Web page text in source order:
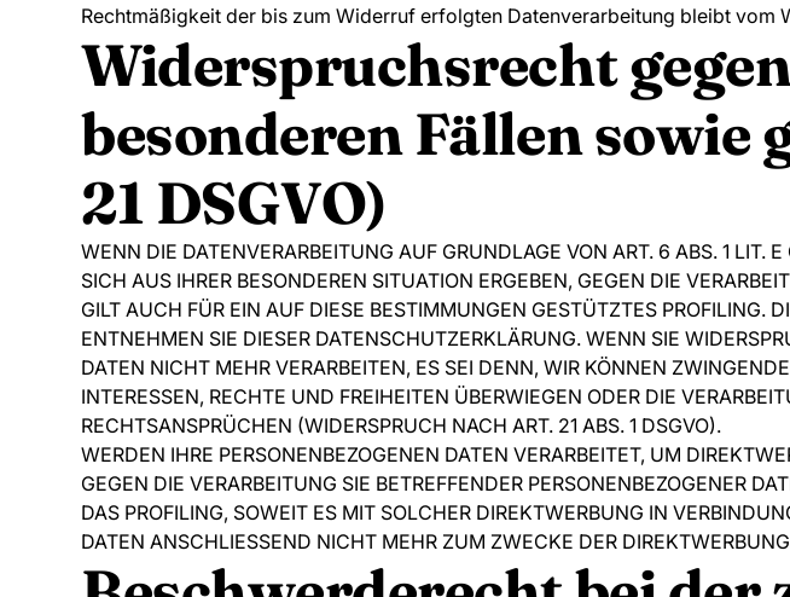
Rechtmäßigkeit der bis zum Widerruf erfolgten Datenverarbeitung bleibt vom
Widerspruchsrecht
besonderen Fällen
21 DSGVO)
WENN DIE DATENVERARBEITUNG AUF GRUNDLAGE VON ART. 6 ABS. 1 LIT.
SICH AUS IHRER BESONDEREN SITUATION ERGEBEN, GEGEN DIE
GILT AUCH FÜR EIN AUF DIESE BESTIMMUNGEN GESTÜTZTES PROFILING.
ENTNEHMEN SIE DIESER DATENSCHUTZERKLÄRUNG. WENN SIE
DATEN NICHT MEHR VERARBEITEN, ES SEI DENN, WIR KÖNNEN
INTERESSEN, RECHTE UND FREIHEITEN ÜBERWIEGEN ODER DIE
RECHTSANSPRÜCHEN (WIDERSPRUCH NACH ART. 21 ABS. 1 DSGVO).
WERDEN IHRE PERSONENBEZOGENEN DATEN VERARBEITET, UM
GEGEN DIE VERARBEITUNG SIE BETREFFENDER PERSONENBEZOGENER
DAS PROFILING, SOWEIT ES MIT SOLCHER DIREKTWERBUNG IN
DATEN ANSCHLIESSEND NICHT MEHR ZUM ZWECKE DER